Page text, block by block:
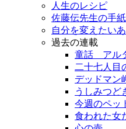
人生のレシピ
佐藤伝先生の手紙
自分を変えたい
過去の連載
童話 アル
二十七人目
デッドマン
うしみつど
今週のペッ
食われた女